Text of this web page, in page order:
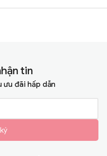
tin
ưu đãi hấp dẫn